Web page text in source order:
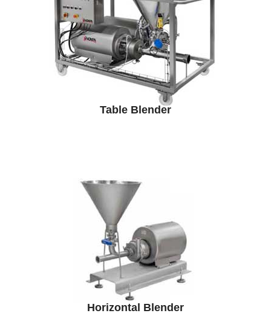
Table Blender
Horizontal Blender